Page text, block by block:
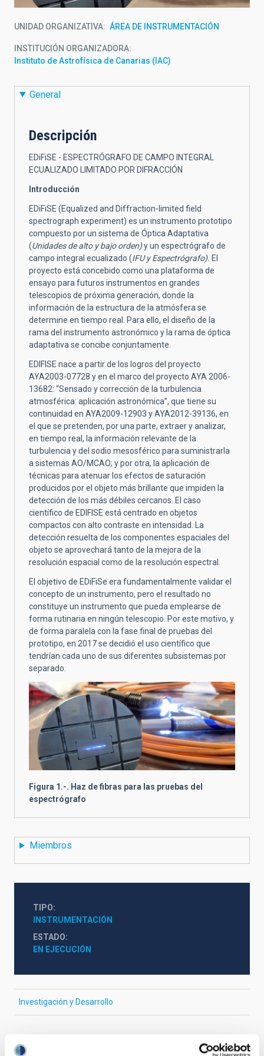
UNIDAD ORGANIZATIVA ÁREA DE INSTRUMENTACIÓN
INSTITUCIÓN ORGANIZADORA
Instituto de Astrofísica de Canarias (IAC)
General
Descripción
EDiFiSE - ESPECTRÓGRAFO DE CAMPO INTEGRAL
ECUALIZADO LIMITADO POR DIFRACCIÓN
Introducción
EDiFiSE (Equalized and Diffraction-limited field
spectrograph experiment) es un instrumento prototipo
compuesto por un sistema de Óptica Adaptativa
(Unidades de alto y bajo orden)y un espectrógrafo de
campo integral ecualizado (IFU y Espectrógrafo). El
proyecto está concebido como una plataforma de
ensayo para futuros instrumentos en grandes
telescopios de próxima generación, donde la
información de la estructura de la atmósfera se
determine en tiempo real. Para ello, el diseño de la
rama del instrumento astronómico y la rama de óptica
adaptativa se concibe conjuntamente.
EDIFISE nace a partir de los logros del proyecto
AYA2003-07728 y en el marco del proyecto AYA 2006-
13682: “Sensado y corrección de la turbulencia
atmosférica: aplicación astronómica”, que tiene su
continuidad en AYA2009-12903 y AYA2012-39136, en
el que se pretenden, por una parte, extraer y analizar,
en tiempo real, la información relevante de la
turbulencia y del sodio mesosférico para suministrarla
a sistemas AO/MCAO; y por otra, la aplicación de
técnicas para atenuar los efectos de saturación
producidos porel objeto más brillante que impiden la
detección de los más débiles cercanos. El caso
científico de EDIFISE está centrado en objetos
compactos con alto contraste en intensidad. La
detección resuelta de los componentes espaciales del
objeto se aprovechará tanto de la mejora de la
resolución espacial como de la resolución espectral.
El objetivo de EDiFiSe era fundamentalmente validar el
concepto de un instrumento, pero el resultado no
constituye un instrumento que pueda emplearse de
forma rutinaria en ningún telescopio. Por este motivo, y
de forma paralela con la fase final de pruebas del
prototipo, en 2017 se decidió el uso científico que
tendrían cada uno de sus diferentes subsistemas por
separado.
Figura 1.-. Haz de fibras para las pruebas del
espectrógrafo
Miembros
TIPO
INSTRUMENTACIÓN
ESTADO
EN EJECUCIÓN
Investigación y Desarrollo